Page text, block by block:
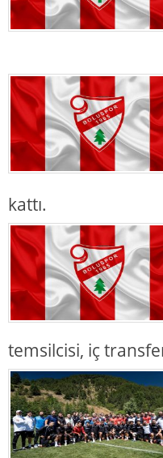
kattı.
temsilcisi, iç